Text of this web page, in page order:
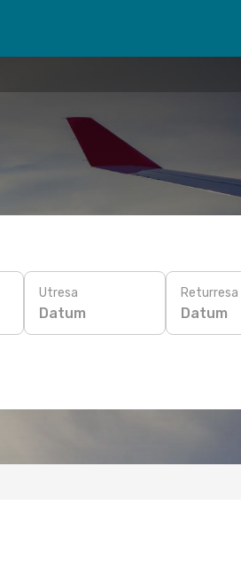
Utresa
Datum
Returresa
Datum